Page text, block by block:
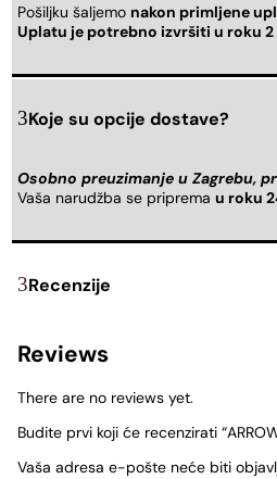
Pošiljku šaljemo nakon primljene
Uplatu je potrebno izvršiti u roku 2
Koje su opcije dostave?
Osobno preuzimanje u Zagrebu,
Vaša narudžba se priprema u roku
Recenzije
Reviews
There are no reviews yet.
Budite prvi koji će recenzirati
Vaša adresa e-pošte neće biti